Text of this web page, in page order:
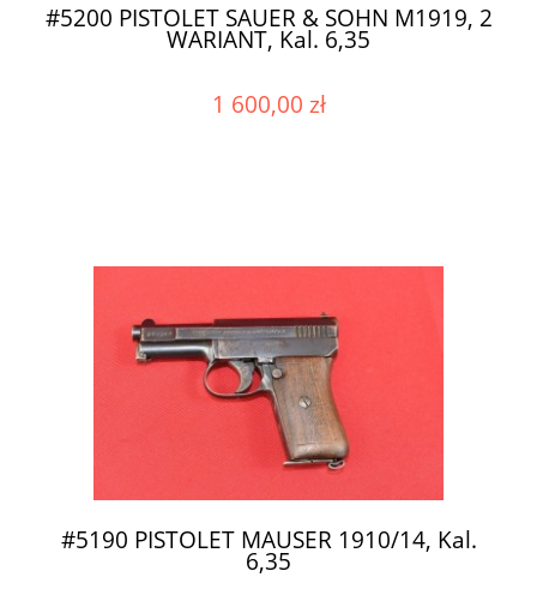
#5200 PISTOLET SAUER & SOHN M1919, 2
WARIANT, Kal. 6,35
1 600,00 zł
#5190 PISTOLET MAUSER 1910/14, Kal.
6,35